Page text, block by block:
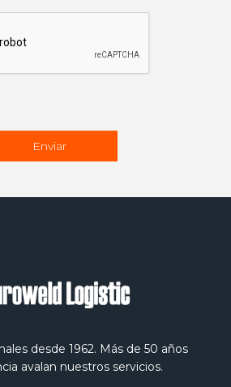
desde 1962. Más de 50 años
avalan nuestros servicios.